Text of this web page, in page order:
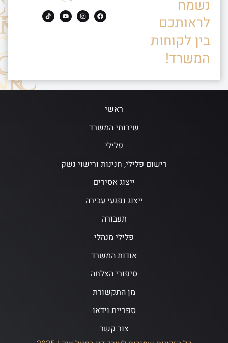
נשמח
לראותכם
בין לקוחות
המשרד!
ראשי
שירותי המשרד
פלילי
רישום פלילי, חנינות ורישוי נשק
ייצוג אסירים
ייצוג נפגעי עבירה
תעבורה
פלילי מנהלי
אודות המשרד
סיפורי הצלחה
מן התקשורת
ספריית וידאו
צור קשר